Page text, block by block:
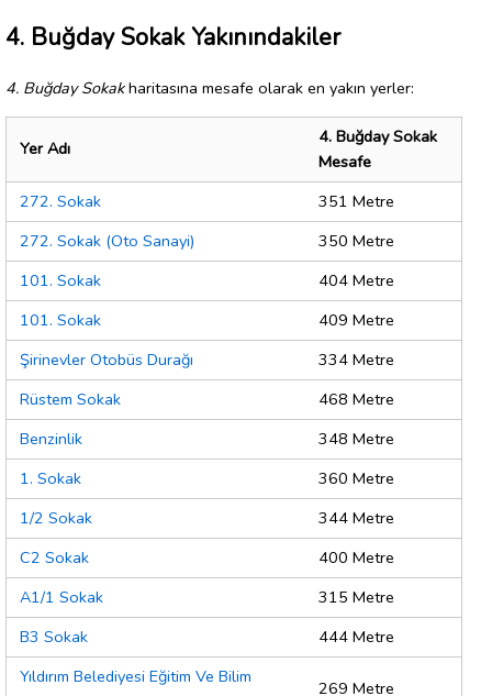
4. Buğday Sokak Yakınındakiler
4. Buğday Sokakharitasına mesafe olarak en yakın yerler:
Yer Adı
4. Buğday Sokak
Mesafe
272. Sokak
351 Metre
272. Sokak (Oto Sanayi)
350 Metre
101. Sokak
404 Metre
101. Sokak
409 Metre
Şirinevler Otobüs Durağı
334 Metre
Rüstem Sokak
468 Metre
Benzinlik
348 Metre
1. Sokak
360 Metre
1/2 Sokak
344 Metre
C2 Sokak
400 Metre
A1/1 Sokak
315 Metre
B3 Sokak
444 Metre
Yıldırım Belediyesi Eğitim Ve Bilim
269 Metre